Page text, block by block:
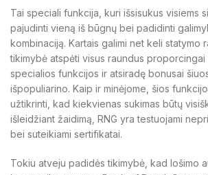
Tai speciali funkcija, kuri išsisukus visiems
pajudinti vieną iš būgnų bei padidinti
kombinaciją. Kartais galimi net keli statymo
tikimybė atspėti visus raundus proporcingai
specialios funkcijos ir atsiradę bonusai
išpopuliarino. Kaip ir minėjome, šios
užtikrinti, kad kiekvienas sukimas būtų
išleidžiant žaidimą, RNG yra testuojami
bei suteikiami sertifikatai.
Tokiu atveju padidės tikimybė, kad lošimo